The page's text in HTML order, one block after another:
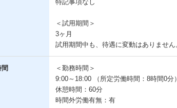
特記事項なし
＜試用期間＞
3ヶ月
試用期間中も、待遇に変動はありません
＜勤務時間＞
9:00～18:00 （所定労働時間：8時間0分）
休憩時間：60分
時間外労働有無：有